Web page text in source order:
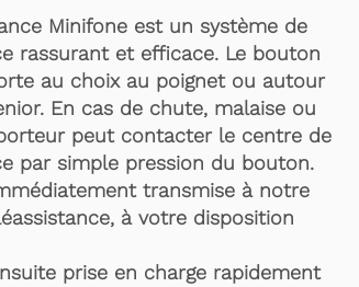
Minifone est un système de
rassurant et efficace. Le bouton
au choix au poignet ou autour
En cas de chute, malaise ou
peut contacter le centre de
par simple pression du bouton.
transmise à notre
à votre disposition
prise en charge rapidement